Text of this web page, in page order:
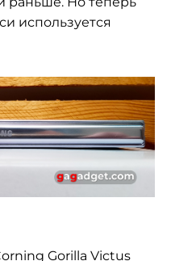
используется
Gorilla Victus